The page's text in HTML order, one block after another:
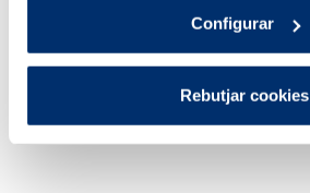
Configurar
Rebutjar cookies